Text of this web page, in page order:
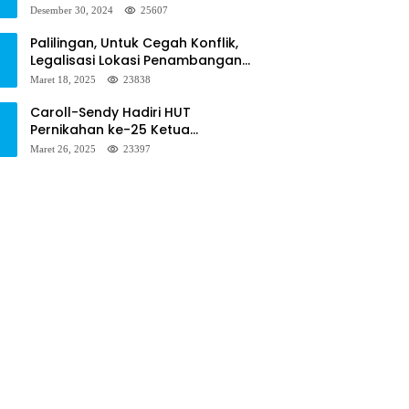
Diminta Menseriusi Hal ini
Desember 30, 2024 25607
Palilingan, Untuk Cegah Konflik,
Legalisasi Lokasi Penambangan
Solusinya
Maret 18, 2025 23838
Caroll-Sendy Hadiri HUT
Pernikahan ke-25 Ketua
Pengadilan Negeri Tondano
Maret 26, 2025 23397